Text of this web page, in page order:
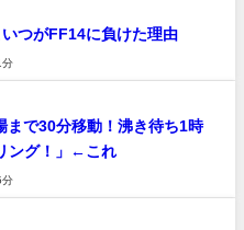
つがFF14に負けた理由
分
まで30分移動！沸き待ち1時
ング！」←これ
分